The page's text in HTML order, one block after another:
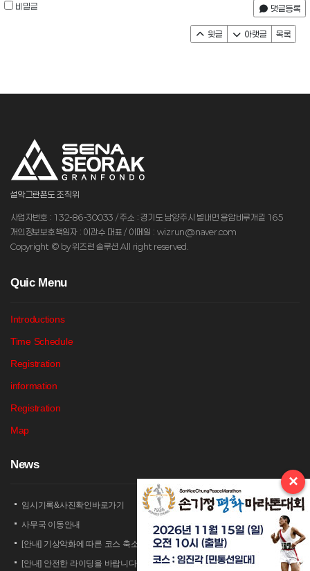
비밀글 댓글등록
윗글 아랫글 목록
설악그란폰도 조직위
사업자번호 : 132-86-30033 / 주소 : 경기도 남양주시 별내면 용암비루개길 165
개인정보보호책임자 : 이관수 대표 / 이메일 : wizrun@naver.com
Copyright © by 위즈런 솔루션 All right reserved.
Quic Menu
Introductions
Time Schedule
Registration
information
Registration
Map
News
임시기록&사진확인바로가기
사무국 이동안내
[안내] 기상악화에 따른 코스 축소 운영 안내
[안내] 안전한 라이딩을 바랍니다
×